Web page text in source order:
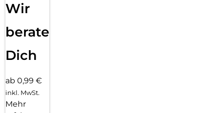
Wir
beraten
Dich
ab 0,99 €
inkl. MwSt.
Mehr